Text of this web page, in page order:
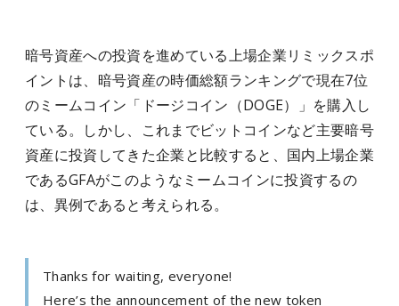
暗号資産への投資を進めている上場企業リミックスポ
イントは、暗号資産の時価総額ランキングで現在7位
のミームコイン「ドージコイン（DOGE）」を購入し
ている。しかし、これまでビットコインなど主要暗号
資産に投資してきた企業と比較すると、国内上場企業
であるGFAがこのようなミームコインに投資するの
は、異例であると考えられる。
Thanks for waiting, everyone!
Here’s the announcement of the new token